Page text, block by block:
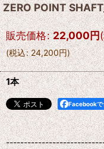
ZERO POINT
販売価格: 22,000円
(税込: 24,200円)
1本
Facebookで